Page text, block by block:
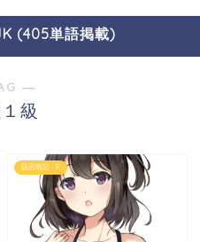
(405単語掲載)
―
級
語呂暗記 - F